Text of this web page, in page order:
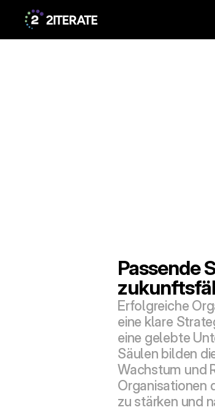
2ITERATE
Passende
Erfolgreiche
eine klare
eine gelebte
Säulen bilden
Wachstum und
Organisationen
zu stärken und